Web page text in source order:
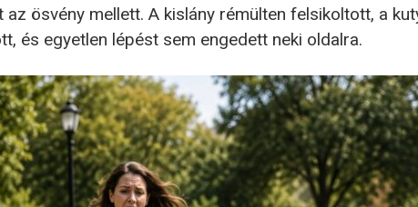
ösvény mellett. A kislány rémülten felsikoltott, a
és egyetlen lépést sem engedett neki oldalra.